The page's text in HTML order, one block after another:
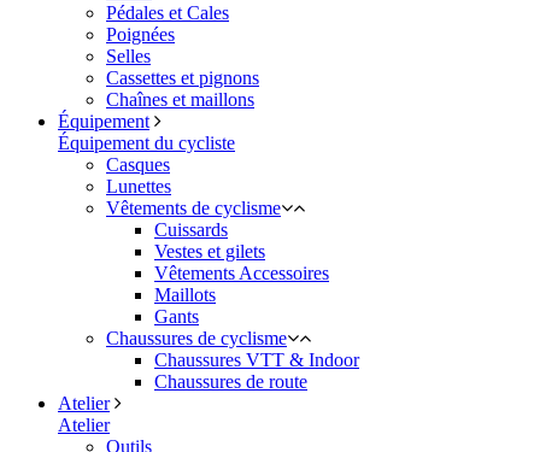
Pédales et Cales
Poignées
Selles
Cassettes et pignons
Chaînes et maillons
Équipement
Équipement du cycliste
Casques
Lunettes
Vêtements de cyclisme
Cuissards
Vestes et gilets
Vêtements Accessoires
Maillots
Gants
Chaussures de cyclisme
Chaussures VTT & Indoor
Chaussures de route
Atelier
Atelier
Outils